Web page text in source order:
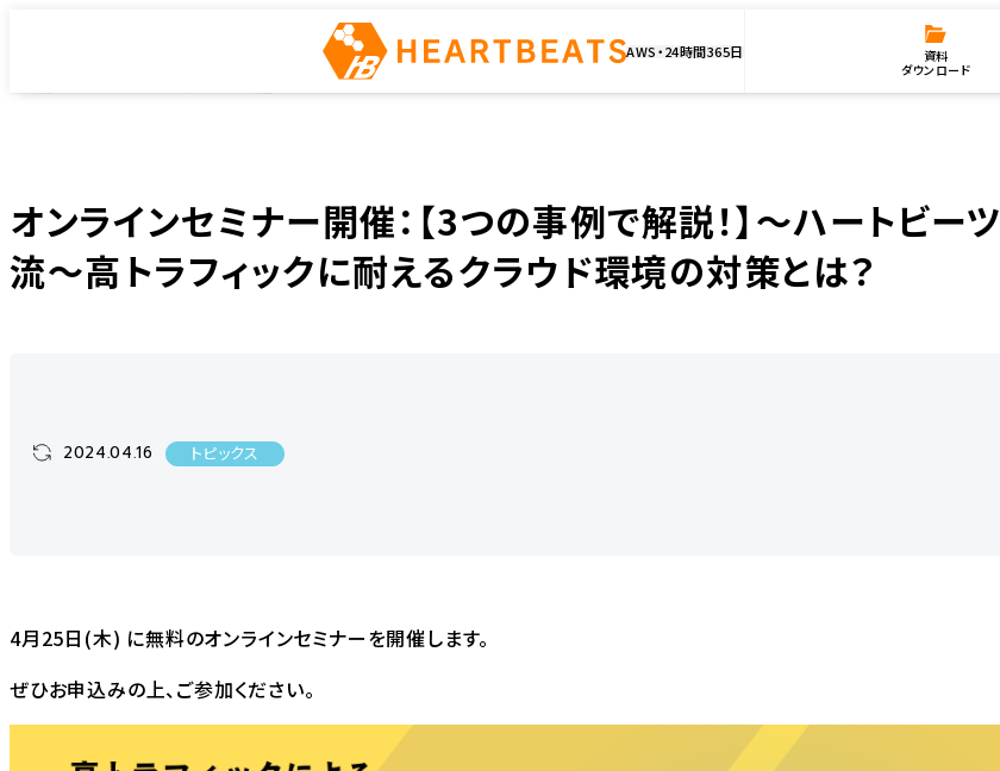
AWS・24時間365日
資料
ダウンロード
オンラインセミナー開催：【3つの事例で解説！】〜ハートビーツ
流〜高トラフィックに耐えるクラウド環境の対策とは？
2024.04.16 トピックス
4月25日(木) に無料のオンラインセミナーを開催します。
ぜひお申込みの上、ご参加ください。